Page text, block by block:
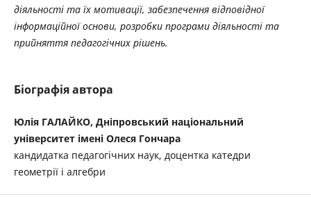
діяльності та їх мотивації, забезпечення відповідної
інформаційної основи, розробки програми діяльності та
прийняття педагогічних рішень.
Біографія автора
Юлія ГАЛАЙКО, Дніпровський національний
університет імені Олеся Гончара
кандидатка педагогічних наук, доцентка катедри
геометрії і алгебри